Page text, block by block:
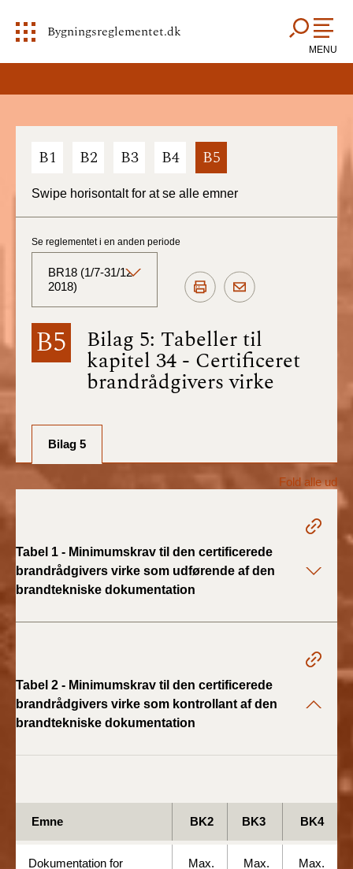
Bygningsreglementet.dk
MENU
B1 B2 B3 B4 B5
Swipe horisontalt for at se alle emner
B5 Bilag 5: Tabeller til
kapitel 34 - Certificeret
brandrådgivers virke
Se reglementet i en anden periode
BR18 (1/7-31/12
2018)
BR18 (Aktuelt)
BR18 (1/7-31/12
BR18 (1/1-30/6
2025)
2024)
2024)
BR18 (1/1- 31/12
BR18 (1/7 - 16/9
2022)
BR18 (1/1 - 30/6
2021)
BR18 (1/1-29/6
Bilag 5
Fold alle ud
Tabel 1 - Minimumskrav til den certificerede
brandrådgivers virke som udførende af den
brandtekniske dokumentation
Tabel 2 - Minimumskrav til den certificerede
brandrådgivers virke som kontrollant af den
brandtekniske dokumentation
Emne BK2 BK3 BK4
Dokumentation for
Max. Max. Max.